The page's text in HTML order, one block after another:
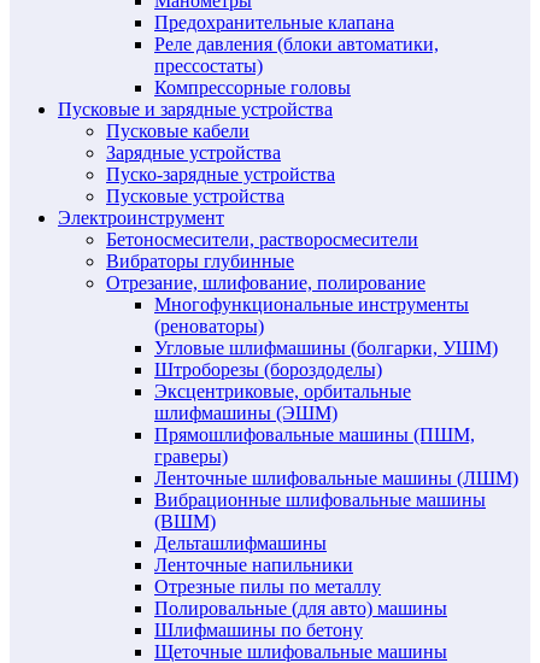
Предохранительные клапана
Реле давления (блоки автоматики,
прессостаты)
Компрессорные головы
Пусковые и зарядные устройства
Пусковые кабели
Зарядные устройства
Пуско-зарядные устройства
Пусковые устройства
Электроинструмент
Бетоносмесители, растворосмесители
Вибраторы глубинные
Отрезание, шлифование, полирование
Многофункциональные инструменты
(реноваторы)
Угловые шлифмашины (болгарки, УШМ)
Штроборезы (бороздоделы)
Эксцентриковые, орбитальные
шлифмашины (ЭШМ)
Прямошлифовальные машины (ПШМ,
граверы)
Ленточные шлифовальные машины (ЛШМ)
Вибрационные шлифовальные машины
(ВШМ)
Дельташлифмашины
Ленточные напильники
Отрезные пилы по металлу
Полировальные (для авто) машины
Шлифмашины по бетону
Щеточные шлифовальные машины